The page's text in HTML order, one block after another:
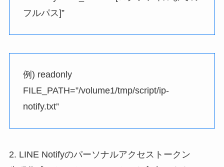
フルパス]”
例) readonly
FILE_PATH=”/volume1/tmp/script/ip-
notify.txt”
2. LINE Notifyのパーソナルアクセストークン